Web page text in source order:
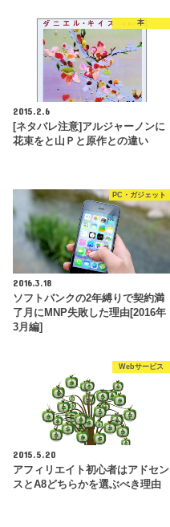
本
2015.2.6
[ネタバレ注意]アルジャーノンに
花束をと山Ｐと原作との違い
PC・ガジェット
2016.3.18
ソフトバンクの2年縛りで契約満
了月にMNP失敗した理由[2016年
3月編]
Webサービス
2015.5.20
アフィリエイト初心者はアドセン
スとA8どちらかを選ぶべき理由